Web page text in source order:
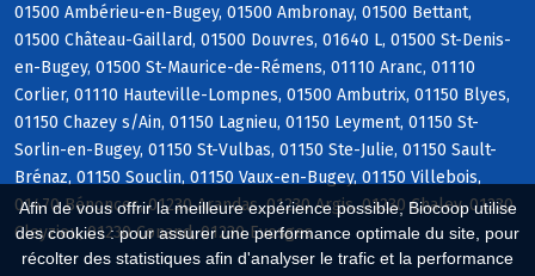
Afin de vous offrir la meilleure expérience possible, Biocoop utilise
des cookies : pour assurer une performance optimale du site, pour
récolter des statistiques afin d'analyser le trafic et la performance
01500 Ambérieu-en-Bugey, 01500 Ambronay, 01500 Bettant,
01500 Château-Gaillard, 01500 Douvres, 01640 L, 01500 St-Denis-
en-Bugey, 01500 St-Maurice-de-Rémens, 01110 Aranc, 01110
Corlier, 01110 Hauteville-Lompnes, 01500 Ambutrix, 01150 Blyes,
01150 Chazey s/Ain, 01150 Lagnieu, 01150 Leyment, 01150 St-
Sorlin-en-Bugey, 01150 St-Vulbas, 01150 Ste-Julie, 01150 Sault-
Brénaz, 01150 Souclin, 01150 Vaux-en-Bugey, 01150 Villebois,
01470 Bénonces, 01230 Arandas, 01230 Argis, 01230 Chaley, 01230
Cleyzieu, 01230 Conand, 01230 Evosges